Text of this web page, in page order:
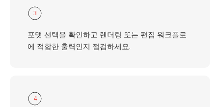
3
포맷 선택을 확인하고 렌더링 또는 편집 워크플로
에 적합한 출력인지 점검하세요.
4